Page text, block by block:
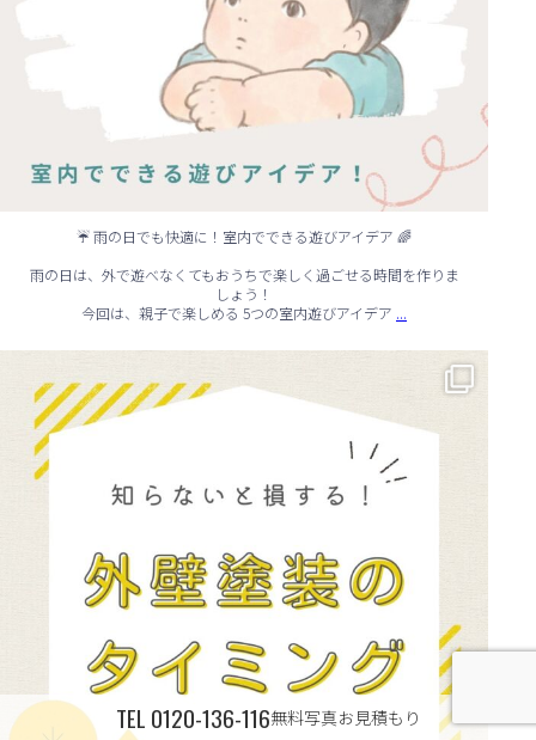
☔ 雨の日でも快適に！室内でできる遊びアイデア 🌈
雨の日は、外で遊べなくてもおうちで楽しく過ごせる時間を作りま
しょう！
今回は、親子で楽しめる 5つの室内遊びアイデア ...
...
TEL 0120-136-116無料写真お見積もり